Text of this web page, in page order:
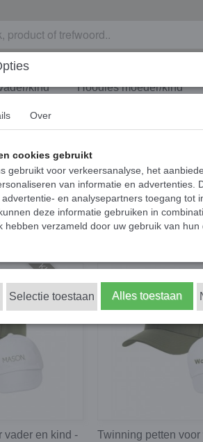
kind Hoodies moeder/kind
KIDS 6MND/5J
vader en kind -
Twinning petten
Over
cookies gebruikt
gebruikt voor verkeersanalyse, het
van informatie en advertenties.
en analysepartners toegang tot
deze informatie gebruiken in
hebben verzameld door uw gebruik van hun
Selectie toestaan Alles toestaan